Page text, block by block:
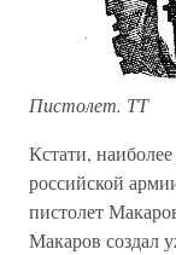
Пистолет. ТТ
Кстати,
российской
пистолет
Макаров создал